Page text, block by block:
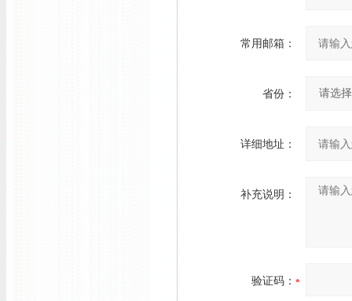
常用邮箱：
省份：
详细地址：
补充说明：
验证码：